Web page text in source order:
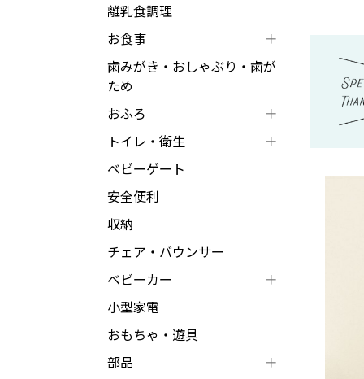
離乳食調理
お食事
歯みがき・おしゃぶり・歯が
ため
おふろ
トイレ・衛生
ベビーゲート
安全便利
収納
チェア・バウンサー
ベビーカー
小型家電
おもちゃ・遊具
部品